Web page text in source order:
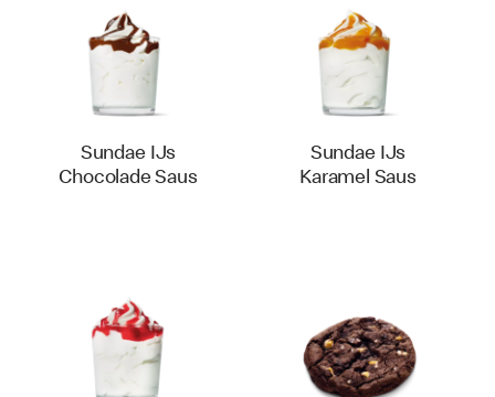
Sundae IJs
Chocolade Saus
Sundae IJs
Karamel Saus